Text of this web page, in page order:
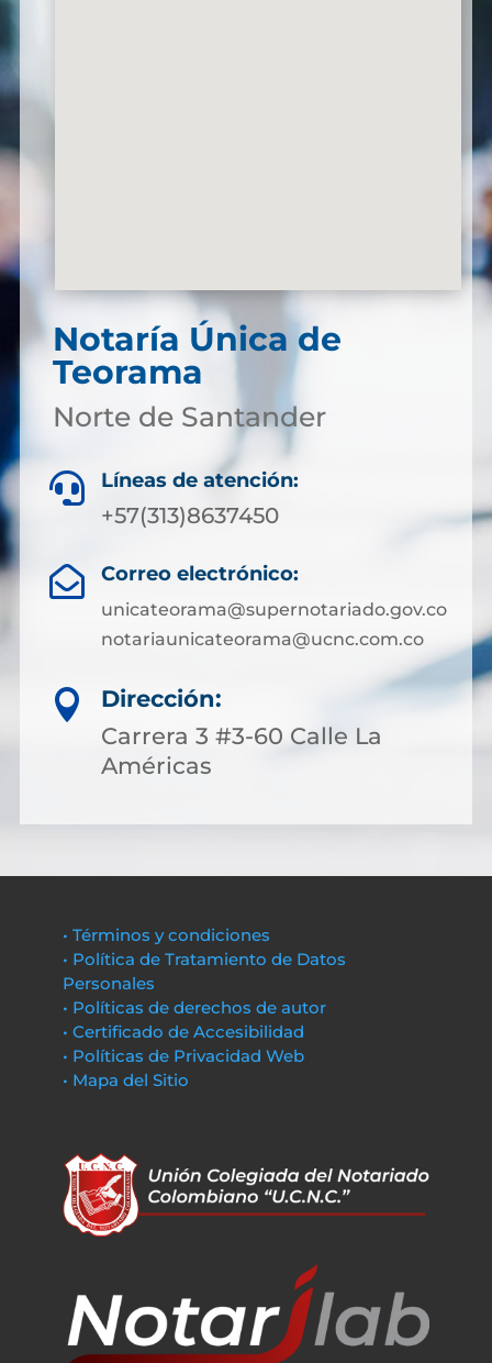
Notaría Única de
Teorama
Norte de Santander
 Líneas de atención:
+57(313)8637450
 Correo electrónico:
unicateorama@supernotariado.gov.co
notariaunicateorama@ucnc.com.co

Dirección:
Carrera 3 #3-60 Calle La
Américas
• Términos y condiciones
• Política de Tratamiento de Datos
Personales
• Políticas de derechos de autor
• Certificado de Accesibilidad
• Políticas de Privacidad Web
• Mapa del Sitio